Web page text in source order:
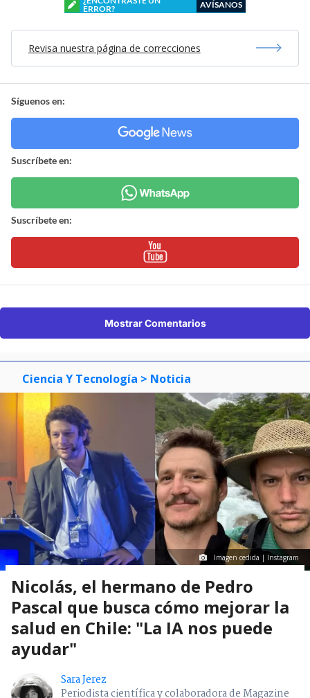
ERROR?
AVÍSANOS
Revisa nuestra página de correcciones
Síguenos en:
Suscríbete en:
Suscríbete en:
Mostrar Comentarios
Ciencia Y Tecnología > Noticia
Imagen cedida | Instagram
Nicolás, el hermano de Pedro
Pascal que busca cómo mejorar la
salud en Chile: "La IA nos puede
ayudar"
Sara Jerez
Periodista científica y colaboradora de Magazine